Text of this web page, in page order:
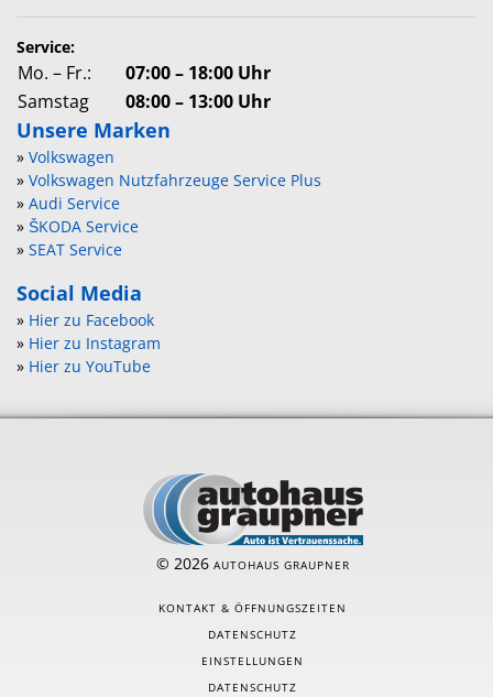
Service:
Mo. – Fr.:
07:00 – 18:00 Uhr
Samstag
08:00 – 13:00 Uhr
Unsere Marken
» Volkswagen
» Volkswagen Nutzfahrzeuge Service Plus
» Audi Service
» ŠKODA Service
» SEAT Service
Social Media
» Hier zu Facebook
» Hier zu Instagram
» Hier zu YouTube
© 2026 AUTOHAUS GRAUPNER
KONTAKT & ÖFFNUNGSZEITEN
DATENSCHUTZ
EINSTELLUNGEN
DATENSCHUTZ